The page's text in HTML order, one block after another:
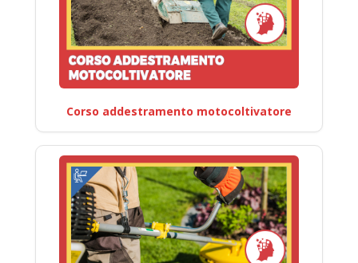
Corso addestramento motocoltivatore